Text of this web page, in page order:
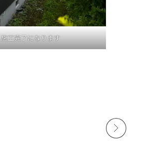
施工完了になります